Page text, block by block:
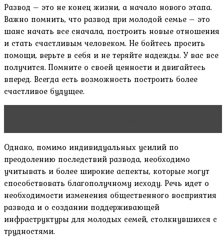
Развод – это не конец жизни, а начало нового этапа.
Важно помнить, что развод при молодой семье – это
шанс начать все сначала, построить новые отношения
и стать счастливым человеком. Не бойтесь просить
помощи, верьте в себя и не теряйте надежды. У вас все
получится. Помните о своей ценности и двигайтесь
вперед. Всегда есть возможность построить более
счастливое будущее.
Однако, помимо индивидуальных усилий по
преодолению последствий развода, необходимо
учитывать и более широкие аспекты, которые могут
способствовать благополучному исходу. Речь идет о
необходимости изменения общественного восприятия
развода и о создании поддерживающей
инфраструктуры для молодых семей, столкнувшихся с
трудностями.